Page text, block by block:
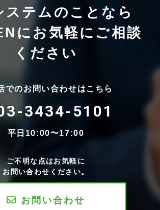
ステムのことなら
にお気軽にご相談
ください
でのお問い合わせはこちら
3434-5101
平日10:00〜17:00
ご不明な点はお気軽に
お問い合わせください。
お問い合わせ